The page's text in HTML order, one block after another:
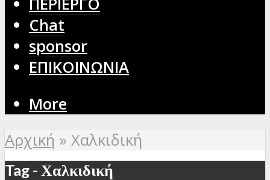
Chat
sponsor
ΕΠΙΚΟΙΝΩΝΙΑ
More
Αρχική » Χαλκιδική
Tag - Χαλκιδική